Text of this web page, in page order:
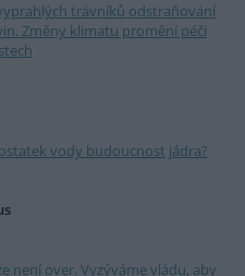
trávníků odstraňování
Změny klimatu promění péči
vody budoucnost jádra?
není over. Vyzýváme vládu, aby